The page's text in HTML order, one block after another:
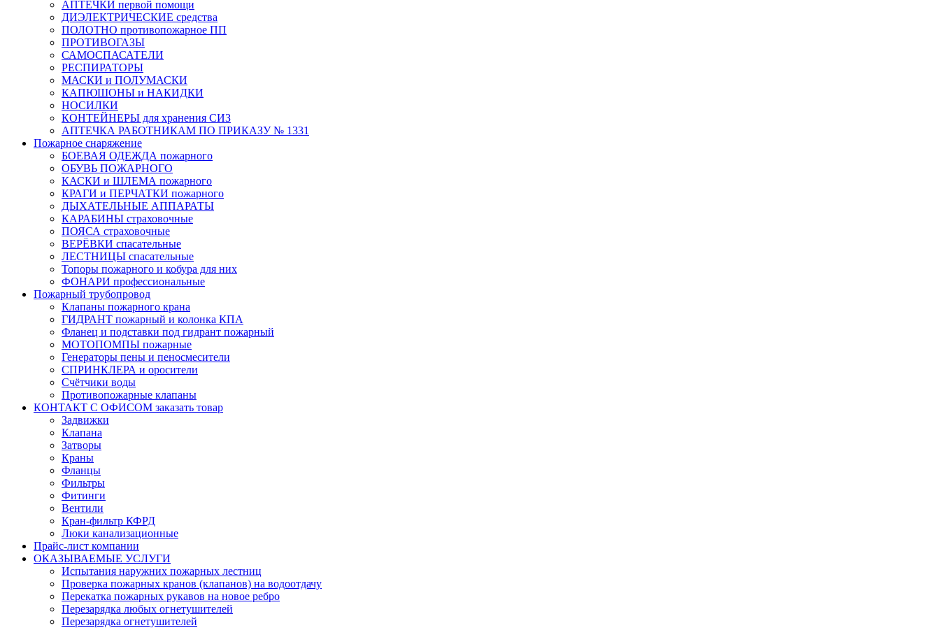
АПТЕЧКИ первой помощи
ДИЭЛЕКТРИЧЕСКИЕ средства
ПОЛОТНО противопожарное ПП
ПРОТИВОГАЗЫ
САМОСПАСАТЕЛИ
РЕСПИРАТОРЫ
МАСКИ и ПОЛУМАСКИ
КАПЮШОНЫ и НАКИДКИ
НОСИЛКИ
КОНТЕЙНЕРЫ для хранения СИЗ
АПТЕЧКА РАБОТНИКАМ ПО ПРИКАЗУ № 1331
Пожарное снаряжение
БОЕВАЯ ОДЕЖДА пожарного
ОБУВЬ ПОЖАРНОГО
КАСКИ и ШЛЕМА пожарного
КРАГИ и ПЕРЧАТКИ пожарного
ДЫХАТЕЛЬНЫЕ АППАРАТЫ
КАРАБИНЫ страховочные
ПОЯСА страховочные
ВЕРЁВКИ спасательные
ЛЕСТНИЦЫ спасательные
Топоры пожарного и кобура для них
ФОНАРИ профессиональные
Пожарный трубопровод
Клапаны пожарного крана
ГИДРАНТ пожарный и колонка КПА
Фланец и подставки под гидрант пожарный
МОТОПОМПЫ пожарные
Генераторы пены и пеносмесители
СПРИНКЛЕРА и оросители
Счётчики воды
Противопожарные клапаны
КОНТАКТ С ОФИСОМ заказать товар
Задвижки
Клапана
Затворы
Краны
Фланцы
Фильтры
Фитинги
Вентили
Кран-фильтр КФРД
Люки канализационные
Прайс-лист компании
ОКАЗЫВАЕМЫЕ УСЛУГИ
Испытания наружних пожарных лестниц
Проверка пожарных кранов (клапанов) на водоотдачу
Перекатка пожарных рукавов на новое ребро
Перезарядка любых огнетушителей
Перезарядка огнетушителей